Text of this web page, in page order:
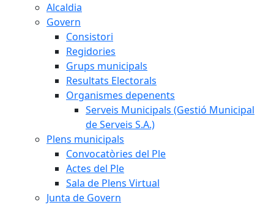
Alcaldia
Govern
Consistori
Regidories
Grups municipals
Resultats Electorals
Organismes depenents
Serveis Municipals (Gestió Municipal
de Serveis S.A.)
Plens municipals
Convocatòries del Ple
Actes del Ple
Sala de Plens Virtual
Junta de Govern